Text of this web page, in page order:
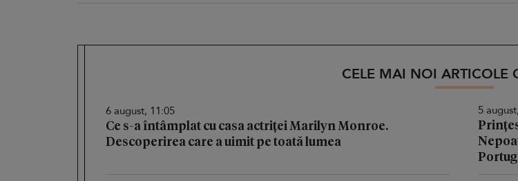
CELE MAI NOI ARTICOLE
6 august, 11:05
Ce s-a întâmplat cu casa actriței Marilyn Monroe.
Descoperirea care a uimit pe toată lumea
5